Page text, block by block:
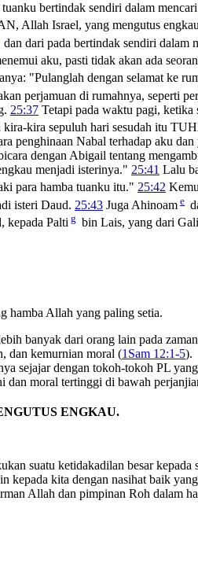
tuanku bertindak sendiri dalam
Allah Israel, yang mengutus
dan dari pada bertindak sendiri dalam
aku, pasti tidak akan ada
"Pulanglah dengan selamat ke
perjamuan di rumahnya, seperti
25:37 Tetapi pada waktu pagi,
kira-kira sepuluh hari sesudah itu
penghinaan Nabal terhadap aku
dengan Abigail tentang
menjadi isterinya." 25:41 Lalu
para hamba tuanku itu." 25:42
isteri Daud. 25:43 Juga Ahinoam e
kepada Palti g bin Lais, yang dari
hamba Allah yang paling setia.
banyak dari orang lain pada
dan kemurnian moral (1Sam 12:1-5).
sejajar dengan tokoh-tokoh PL
dan moral tertinggi di bawah
ENGKAU.
suatu ketidakadilan besar kepada
kepada kita dengan nasihat baik
Allah dan pimpinan Roh dalam